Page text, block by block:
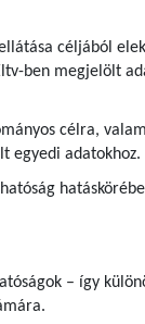
céljából
ben megjelölt
célra,
egyedi adatokhoz.
– így